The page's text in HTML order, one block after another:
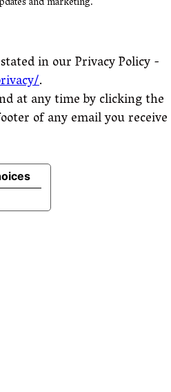
in our Privacy Policy -
.
at any time by clicking the
of any email you receive